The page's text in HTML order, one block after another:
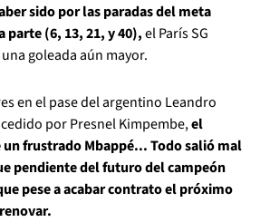
sido por las paradas del meta
(6, 13, 21, y 40),el París SG
goleada aún mayor.
en el pase del argentino Leandro
por Presnel Kimpembe,el
frustrado Mbappé... Todo salió mal
pendiente del futuro del campeón
pese a acabar contrato el próximo